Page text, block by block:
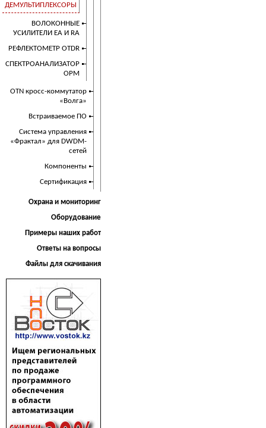
ДЕМУЛЬТИПЛЕКСОРЫ
ВОЛОКОННЫЕ
УСИЛИТЕЛИ EA И RA
РЕФЛЕКТОМЕТР OTDR
СПЕКТРОАНАЛИЗАТОР
OPM
OTN кросс-коммутатор
«Волга»
Встраиваемое ПО
Cистема управления
«Фрактал» для DWDM-
сетей
Компоненты
Сертификация
Охрана и мониторинг
Оборудование
Примеры наших работ
Ответы на вопросы
Файлы для скачивания